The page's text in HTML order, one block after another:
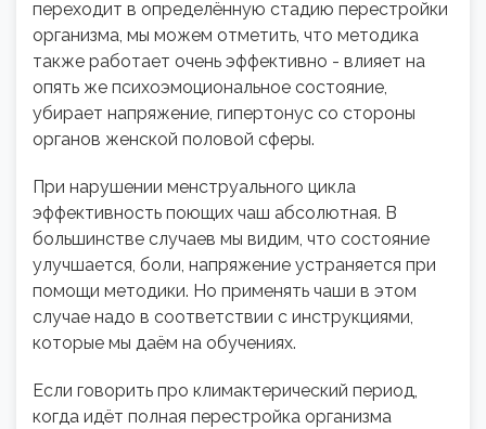
переходит в определённую стадию перестройки
организма, мы можем отметить, что методика
также работает очень эффективно - влияет на
опять же психоэмоциональное состояние,
убирает напряжение, гипертонус со стороны
органов женской половой сферы.
При нарушении менструального цикла
эффективность поющих чаш абсолютная. В
большинстве случаев мы видим, что состояние
улучшается, боли, напряжение устраняется при
помощи методики. Но применять чаши в этом
случае надо в соответствии с инструкциями,
которые мы даём на обучениях.
Если говорить про климактерический период,
когда идёт полная перестройка организма